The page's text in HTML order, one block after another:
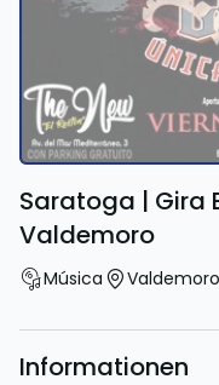
Saratoga | Gira
Valdemoro
Música Valdemoro
Informationen